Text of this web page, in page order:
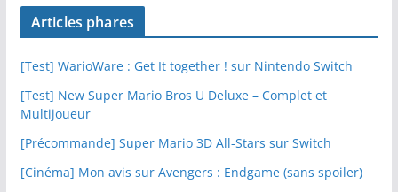
Articles phares
[Test] WarioWare : Get It together ! sur Nintendo Switch
[Test] New Super Mario Bros U Deluxe – Complet et
Multijoueur
[Précommande] Super Mario 3D All-Stars sur Switch
[Cinéma] Mon avis sur Avengers : Endgame (sans spoiler)